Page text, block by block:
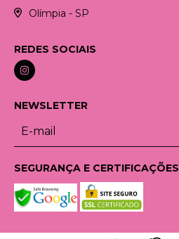
Olímpia - SP
REDES SOCIAIS
NEWSLETTER
SEGURANÇA E CERTIFICAÇÕES